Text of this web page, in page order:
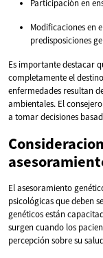
Participación en
Modificaciones en
predisposiciones
Es importante destacar
completamente el
enfermedades resultan
ambientales. El
a tomar decisiones
El asesoramiento
psicológicas que deben
genéticos están
surgen cuando los
percepción sobre su